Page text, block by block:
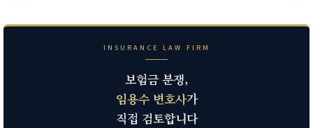
INSURANCE LAW FIRM
보험금 분쟁,
임용수 변호사가
직접 검토합니다